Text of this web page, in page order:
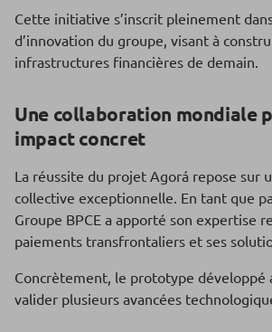
Cette initiative s’inscrit pleinement
d’innovation du groupe, visant à
infrastructures financières de demain.
Une collaboration mondiale
impact concret
La réussite du projet Agorá repose sur
collective exceptionnelle. En tant que
Groupe BPCE a apporté son expertise
paiements transfrontaliers et ses
Concrètement, le prototype développé
valider plusieurs avancées